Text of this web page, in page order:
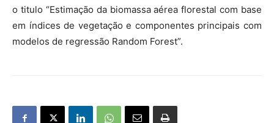
o titulo “Estimação da biomassa aérea florestal com base
em índices de vegetação e componentes principais com
modelos de regressão Random Forest”.